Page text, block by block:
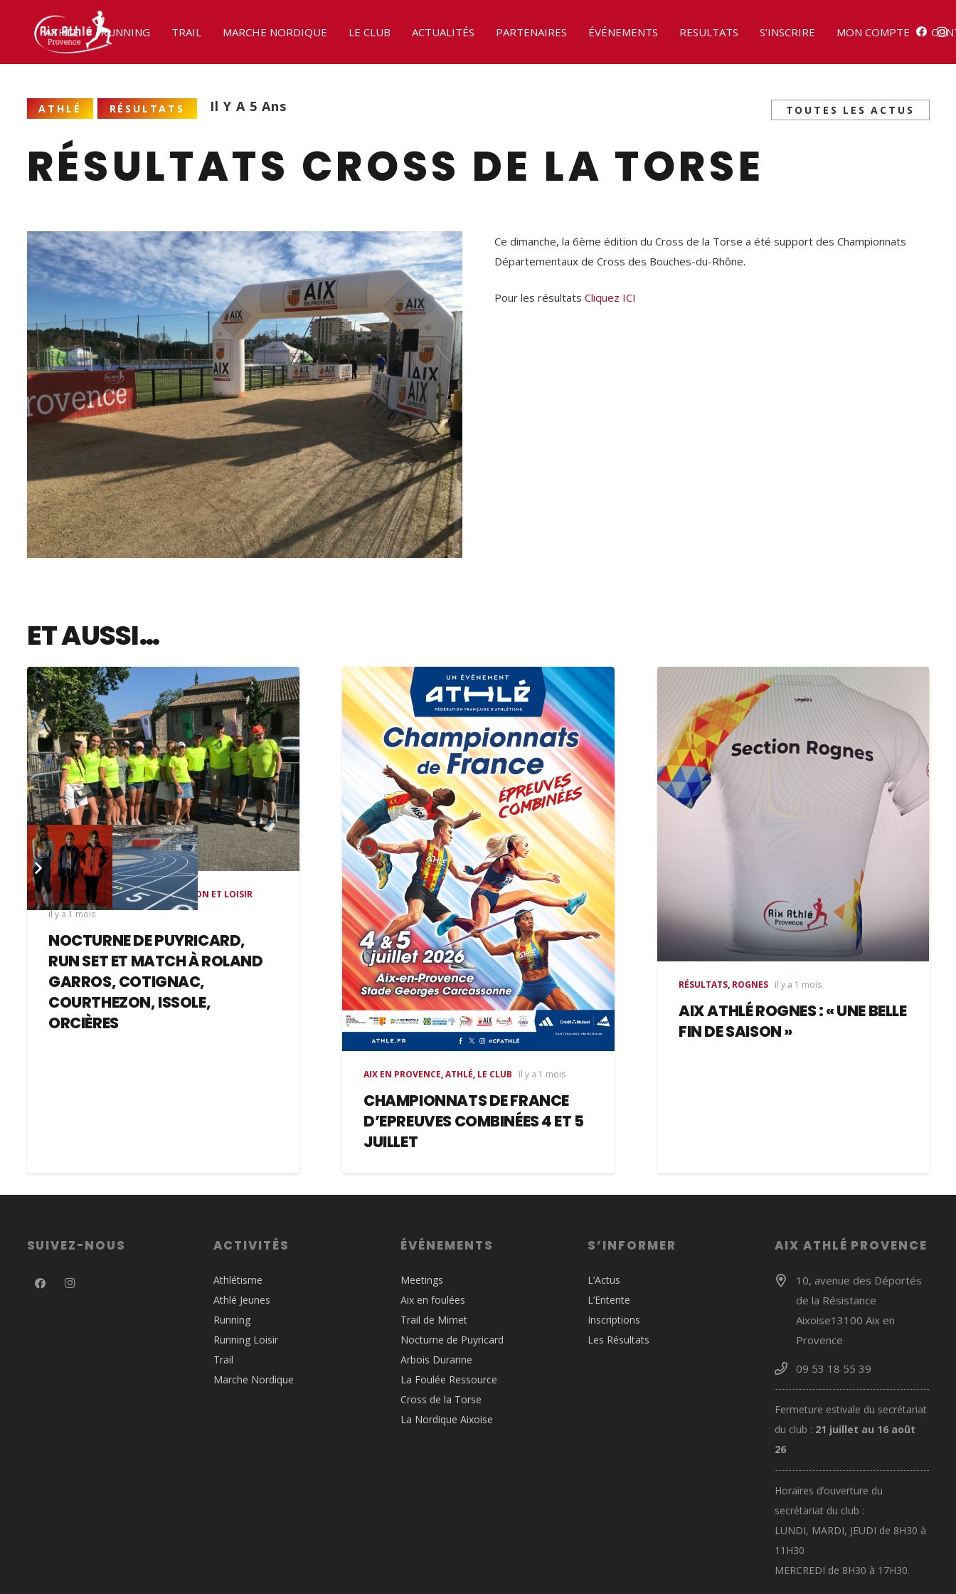
ATHLÉ RUNNING TRAIL MARCHE NORDIQUE LE CLUB ACTUALITÉS PARTENAIRES ÉVÉNEMENTS RESULTATS S’INSCRIRE MON COMPTE
ATHLÉ RÉSULTATS Il Y A 5 Ans TOUTES LES ACTUS
RÉSULTATS CROSS DE LA TORSE
Ce dimanche, la 6ème édition du Cross de la Torse a été support des Championnats
Départementaux de Cross des Bouches-du-Rhône.
Pour les résultats Cliquez ICI
ET AUSSI…
RÉSULTATS
RUNNING COMPETITION ET LOISIR
il y a 1 mois
NOCTURNE DE PUYRICARD,
RUN SET ET MATCH À ROLAND
GARROS, COTIGNAC,
COURTHEZON, ISSOLE,
ORCIÈRES
AIX EN PROVENCE,ATHLÉ, LE CLUB il y a 1 mois
CHAMPIONNATS DE FRANCE
D’EPREUVES COMBINÉES 4 ET 5
JUILLET
RÉSULTATS, ROGNES il y a 1 mois
AIX ATHLÉ ROGNES : « UNE BELLE
FIN DE SAISON »
SUIVEZ-NOUS ACTIVITÉS
Athlétisme
Athlé Jeunes
Running
Running Loisir
Trail
Marche Nordique
ÉVÉNEMENTS
Meetings
Aix en foulées
Trail de Mimet
Nocturne de Puyricard
Arbois Duranne
La Foulée Ressource
Cross de la Torse
La Nordique Aixoise
S’INFORMER
L’Actus
L’Entente
Inscriptions
Les Résultats
AIX ATHLÉ PROVENCE
10, avenue des Déportés
de la Résistance
Aixoise13100 Aix en
Provence
09 53 18 55 39
Fermeture estivale du secrétariat
du club : 21 juillet au 16 août
26
Horaires d’ouverture du
secrétariat du club :
LUNDI, MARDI, JEUDI de 8H30 à
11H30
MERCREDI de 8H30 à 17H30.